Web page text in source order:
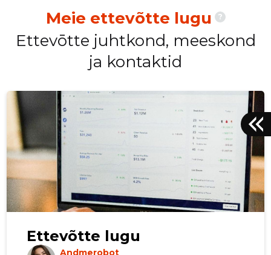
Meie ettevõtte lugu ?
Ettevōtte juhtkond, meeskond
ja kontaktid
Ettevõtte lugu